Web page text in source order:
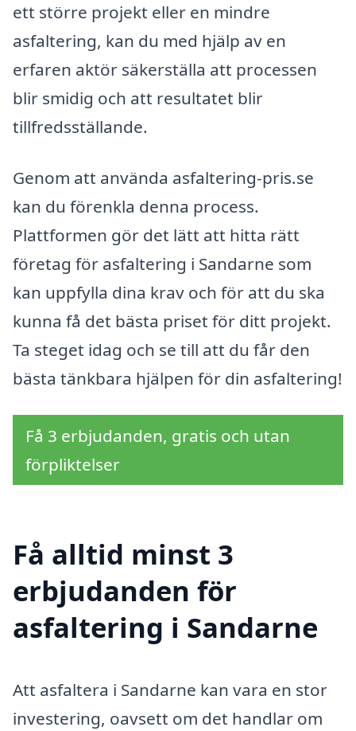
ett större projekt eller en mindre
asfaltering, kan du med hjälp av en
erfaren aktör säkerställa att processen
blir smidig och att resultatet blir
tillfredsställande.
Genom att använda asfaltering-pris.se
kan du förenkla denna process.
Plattformen gör det lätt att hitta rätt
företag för asfaltering i Sandarne som
kan uppfylla dina krav och för att du ska
kunna få det bästa priset för ditt projekt.
Ta steget idag och se till att du får den
bästa tänkbara hjälpen för din asfaltering!
Få 3 erbjudanden, gratis och utan
förpliktelser
Få alltid minst 3
erbjudanden för
asfaltering i Sandarne
Att asfaltera i Sandarne kan vara en stor
investering, oavsett om det handlar om